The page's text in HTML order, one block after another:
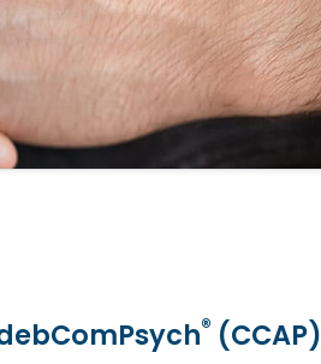
® (CCAP)